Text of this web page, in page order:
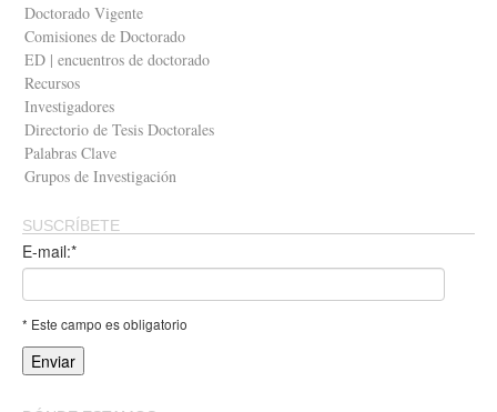
Doctorado Vigente
Comisiones de Doctorado
ED | encuentros de doctorado
Recursos
Investigadores
Directorio de Tesis Doctorales
Palabras Clave
Grupos de Investigación
SUSCRÍBETE
E-mail:*
* Este campo es obligatorio